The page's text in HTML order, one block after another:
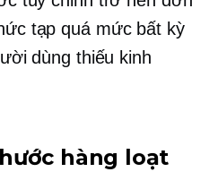
tạp quá mức bất kỳ
dùng thiếu kinh
hàng loạt